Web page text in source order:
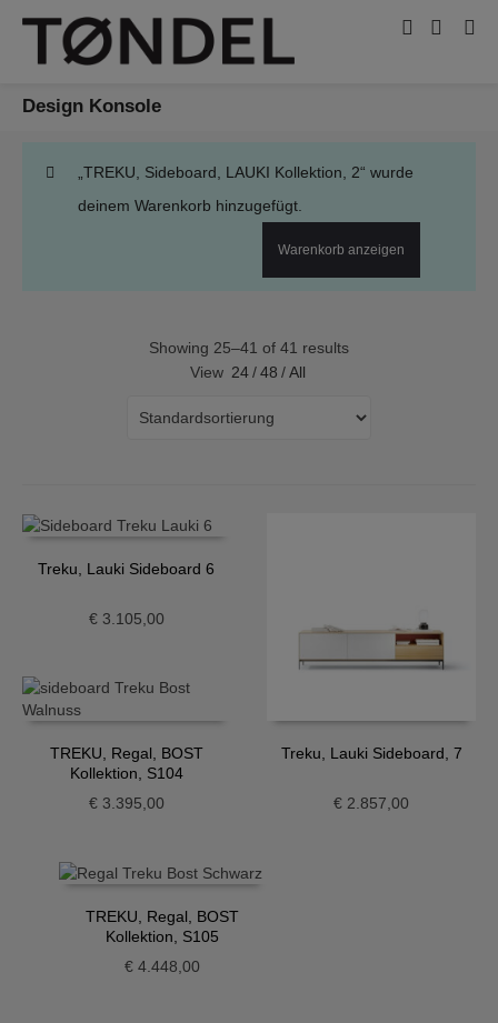
Design Konsole
„TREKU, Sideboard, LAUKI Kollektion, 2“ wurde
deinem Warenkorb hinzugefügt.
Warenkorb anzeigen
Showing 25–41 of 41 results
View 24 / 48 / All
Treku, Lauki Sideboard 6
€3.105,00
Treku, Lauki Sideboard, 7
€ 2.857,00
TREKU, Regal, BOST
Kollektion, S104
€3.395,00
TREKU, Regal, BOST
Kollektion, S105
€ 4.448,00